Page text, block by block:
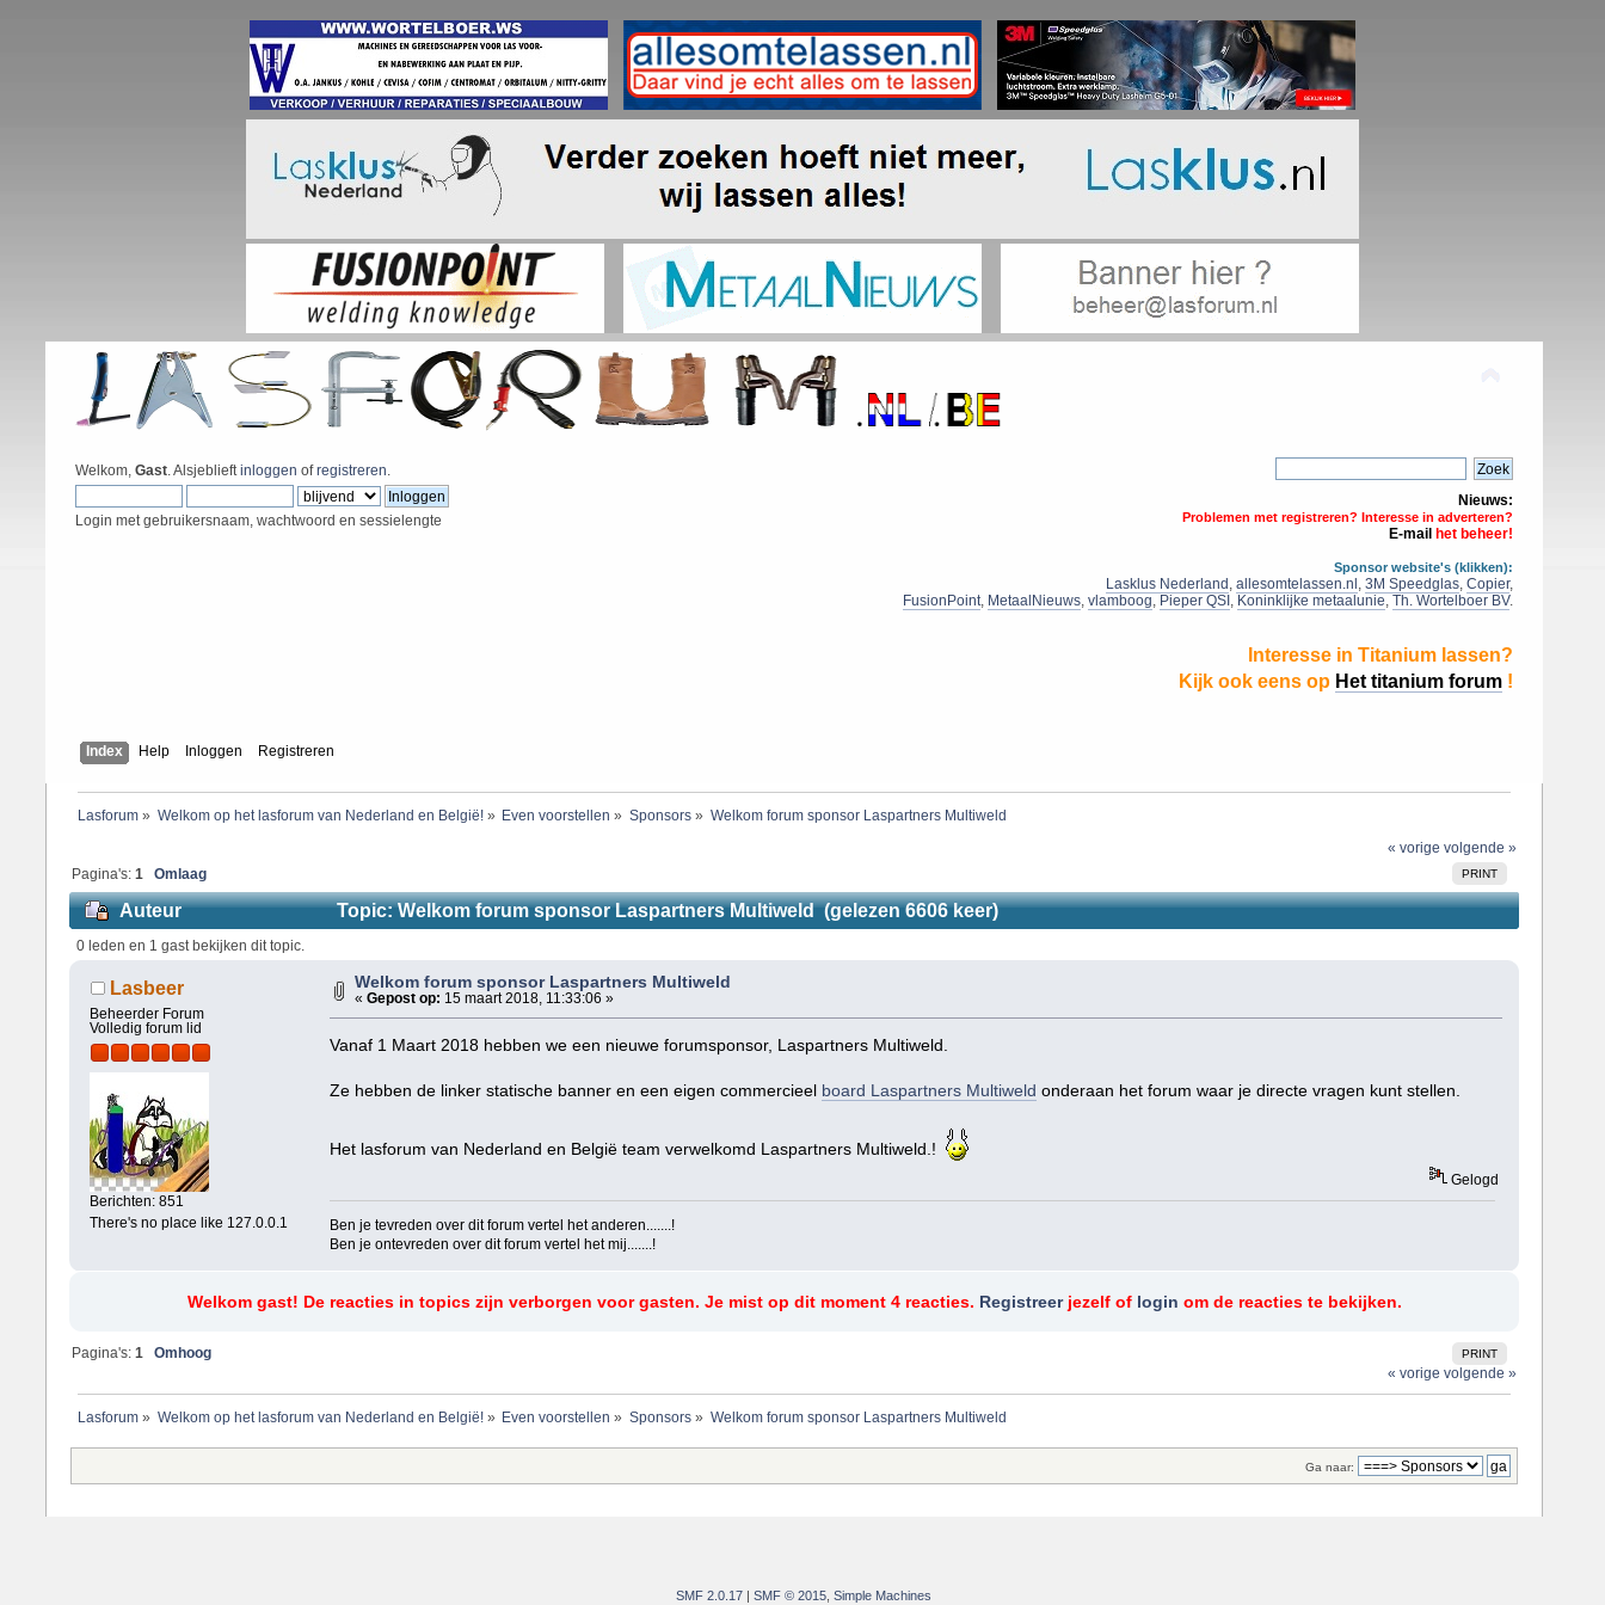
Welkom, Gast. Alsjeblieftinloggen ofregistreren.
Login met gebruikersnaam, wachtwoord en sessielengte
Nieuws:
Problemen met registreren? Interesse in adverteren?
E-mail het beheer!
Sponsor website's (klikken):
Lasklus Nederland , allesomtelassen.nl , 3M Speedglas, Copier,
FusionPoint, MetaalNieuws, vlamboog, Pieper QSI , Koninklijke metaalunie, Th. Wortelboer BV.
Interesse in Titanium lassen?
Kijk ook eens op Het titanium forum !
Index Help Inloggen Registreren
Lasforum» Welkom op het lasforum van Nederland en België!» Even voorstellen » Sponsors » Welkom forum sponsor Laspartners Multiweld
« vorige volgende »
PRINT
Pagina's:1 Omlaag
Auteur Topic: Welkom forum sponsor Laspartners Multiweld (gelezen 6606 keer)
0 leden en 1 gast bekijken dit topic.
Lasbeer
Beheerder Forum
Volledig forum lid
Berichten: 851
There's no place like 127.0.0.1
Welkom forum sponsor Laspartners Multiweld
«Gepost op: 15 maart 2018, 11:33:06 »
Vanaf 1 Maart 2018 hebben we een nieuwe forumsponsor, Laspartners Multiweld.
Ze hebben de linker statische banner en een eigen commercieel board Laspartners Multiweld onderaan het forum waar je directe vragen kunt stellen.
Het lasforum van Nederland en België team verwelkomd Laspartners Multiweld.!
Gelogd
Ben je tevreden over dit forum vertel het anderen.......!
Ben je ontevreden over dit forum vertel het mij.......!
Welkom gast! De reacties in topics zijn verborgen voor gasten. Je mist op dit moment 4 reacties. Registreerjezelf of login om de reacties te bekijken.
PRINT
Pagina's:1
Omhoog
« vorige volgende »
Lasforum» Welkom op het lasforum van Nederland en België!» Even voorstellen » Sponsors » Welkom forum sponsor Laspartners Multiweld
Ga naar:
SMF 2.0.17| SMF © 2015, Simple Machines